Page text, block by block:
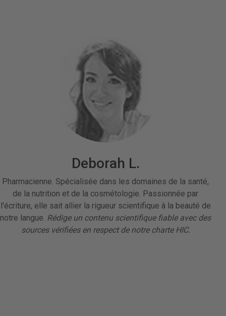
Deborah L.
Pharmacienne. Spécialisée dans les domaines de la santé,
de la nutrition et de la cosmétologie. Passionnée par
l'écriture, elle sait allier la rigueur scientifique à la beauté de
notre langue. Rédige un contenu scientifique fiable avec des
sources vérifiées en respect de notre charte HIC.